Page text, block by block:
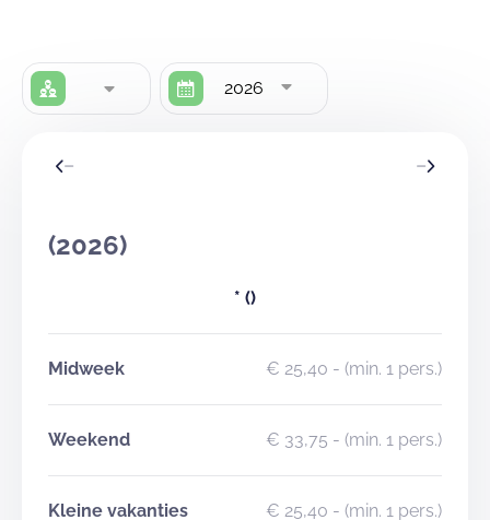
2026
(2026)
* ()
Midweek € 25,40 - (min. 1 pers.)
Weekend € 33,75 - (min. 1 pers.)
Kleine vakanties € 25,40 - (min. 1 pers.)